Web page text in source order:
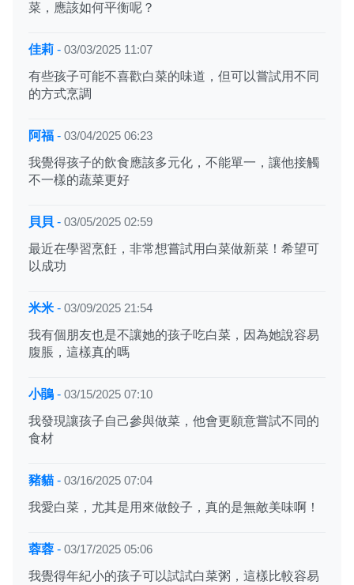
菜，應該如何平衡呢？
佳莉 - 03/03/2025 11:07
有些孩子可能不喜歡白菜的味道，但可以嘗試用不同
的方式烹調
阿福 - 03/04/2025 06:23
我覺得孩子的飲食應該多元化，不能單一，讓他接觸
不一樣的蔬菜更好
貝貝 - 03/05/2025 02:59
最近在學習烹飪，非常想嘗試用白菜做新菜！希望可
以成功
米米 - 03/09/2025 21:54
我有個朋友也是不讓她的孩子吃白菜，因為她說容易
腹脹，這樣真的嗎
小鵑 - 03/15/2025 07:10
我發現讓孩子自己參與做菜，他會更願意嘗試不同的
食材
豬貓 - 03/16/2025 07:04
我愛白菜，尤其是用來做餃子，真的是無敵美味啊！
蓉蓉 - 03/17/2025 05:06
我覺得年紀小的孩子可以試試白菜粥，這樣比較容易